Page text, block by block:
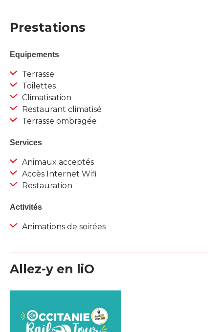
Prestations
Equipements
Terrasse
Toilettes
Climatisation
Restaurant climatisé
Terrasse ombragée
Services
Animaux acceptés
Accès Internet Wifi
Restauration
Activités
Animations de soirées
Allez-y en liO